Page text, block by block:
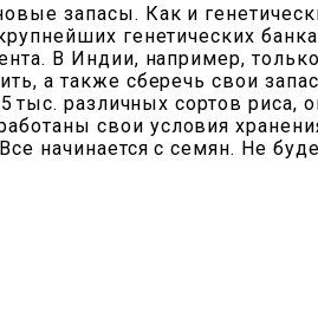
запасы. Как и
генетических
В Индии, например,
а также сберечь свои
тыс. различных сортов
свои условия
начинается с семян. Не